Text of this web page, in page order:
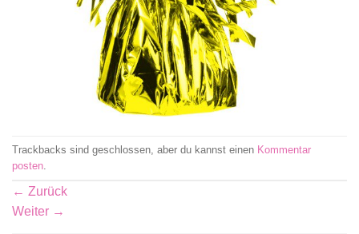
Trackbacks sind geschlossen, aber du kannst einen Kommentar
posten
← Zurück
Weiter →